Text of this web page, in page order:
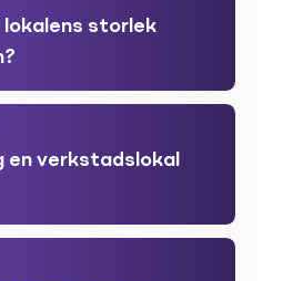
lokalens storlek
en verkstadslokal